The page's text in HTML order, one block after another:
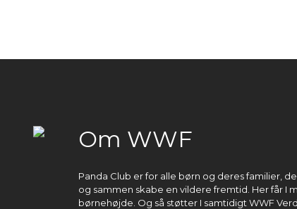
Om WWF
Panda Club er for alle børn og deres familier,
og sammen skabe en vildere fremtid. Her får I
børnehøjde. Og så støtter I samtidigt WWF